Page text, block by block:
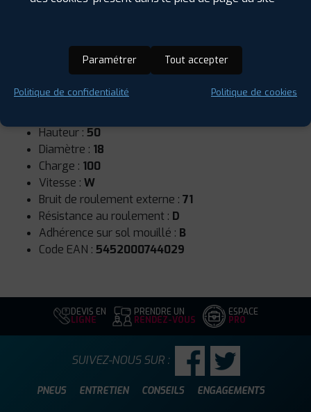
Runflat :Non
Hauteur : 50
Diamètre : 18
Charge : 100
Vitesse : W
Bruit de roulement externe : 71
Résistance au roulement : D
Adhérence sur sol mouillé : B
Code EAN : 5452000744029
DEVIS EN
LIGNE
PRENDRE UN
RENDEZ-VOUS
ESPACE
PRO
PNEUS ENTRETIEN CONSEILS ENGAGEMENTS
SUIVEZ-NOUS SUR :
Paramétrer Tout accepter
Politique de confidentialité Politique de cookies